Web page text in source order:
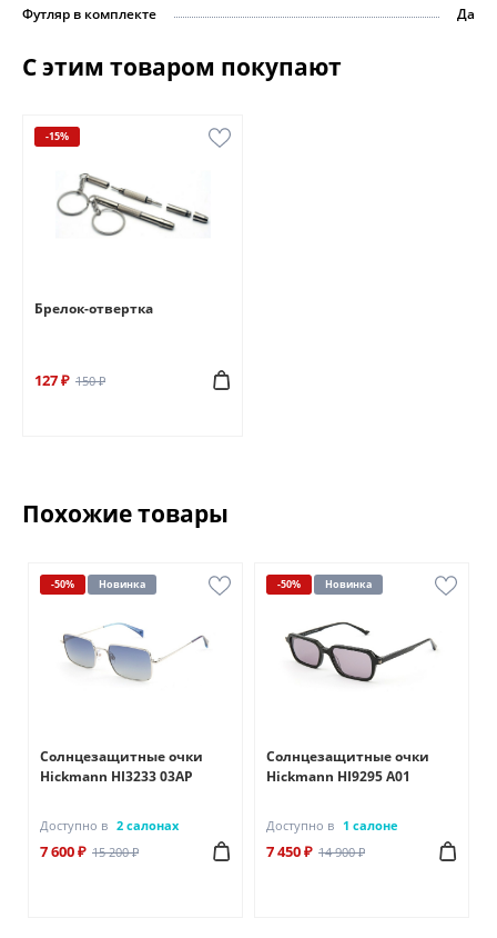
Футляр в комплекте Да
С этим товаром покупают
-15%
Брелок-отвертка
127 ₽ 150 ₽
Похожие товары
-50% Новинка
Солнцезащитные очки
Hickmann HI3233 03AP
Доступно в 2 салонах
7 600 ₽ 15 200 ₽
-50% Новинка
Солнцезащитные очки
Hickmann HI9295 A01
Доступно в 1 салоне
7 450 ₽ 14 900 ₽